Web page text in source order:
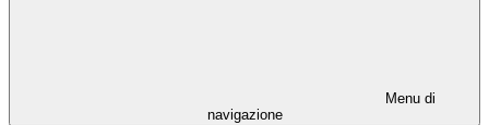
Menu di
navigazione